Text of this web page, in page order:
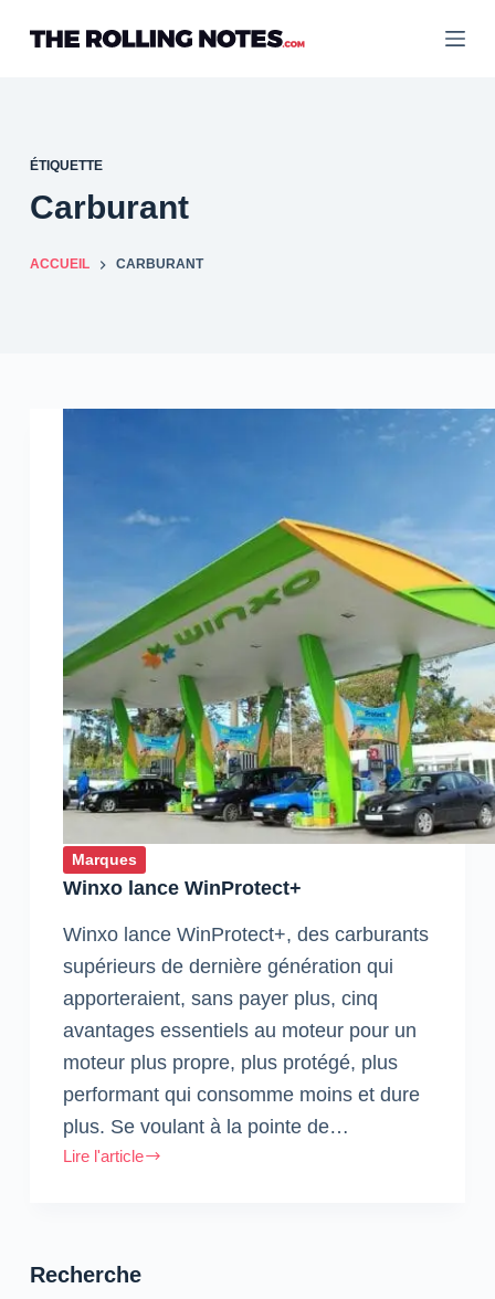
ÉTIQUETTE
Carburant
ACCUEIL CARBURANT
Marques
Winxo lance WinProtect+
Winxo lance WinProtect+, des carburants
supérieurs de dernière génération qui
apporteraient, sans payer plus, cinq
avantages essentiels au moteur pour un
moteur plus propre, plus protégé, plus
performant qui consomme moins et dure
plus. Se voulant à la pointe de…
Lire l'article
Winxo
Recherche